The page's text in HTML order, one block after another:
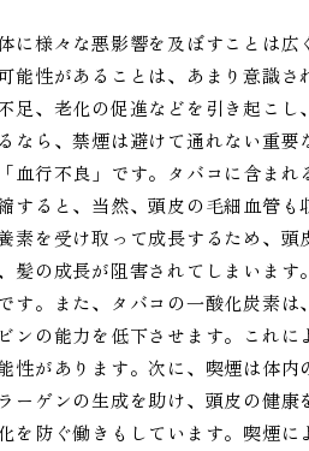
に様々な悪影響を及ぼすことは
能性があることは、あまり意識
足、老化の促進などを引き起こ
なら、禁煙は避けて通れない重
血行不良」です。タバコに含ま
すると、当然、頭皮の毛細血管
素を受け取って成長するため、
髪の成長が阻害されてしまいま
す。また、タバコの一酸化炭素
ンの能力を低下させます。これ
性があります。次に、喫煙は体
ーゲンの生成を助け、頭皮の健
を防ぐ働きもしています。喫煙